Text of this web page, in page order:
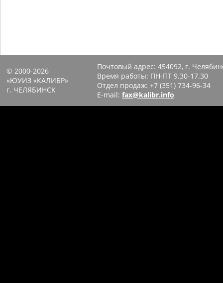
© 2000-2026
«ЮУИЗ «КАЛИБР»
г. ЧЕЛЯБИНСК
Почтовый адрес: 454092, г.
Время работы: ПН-ПТ 9.30-17.30
Отдел продаж: +7 (351) 734-96-34
E-mail: fax@kalibr.info